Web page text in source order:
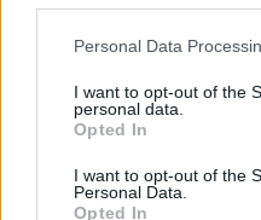
Personal Data
I want to opt-out of the
personal data.
Opted In
I want to opt-out of the
Personal Data.
Opted In
Σασλόγλου: «Ξεχνάμε ό,τι έγινε
και προχωράμε»